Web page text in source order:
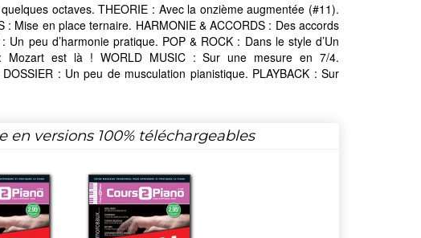
octaves. THEORIE : Avec la onzième augmentée (#11).
Mise en place ternaire. HARMONIE & ACCORDS : Des accords
peu d’harmonie pratique. POP & ROCK : Dans le style d’Un
Mozart est là ! WORLD MUSIC : Sur une mesure en 7/4.
: Un peu de musculation pianistique. PLAYBACK : Sur
versions 100% téléchargeables